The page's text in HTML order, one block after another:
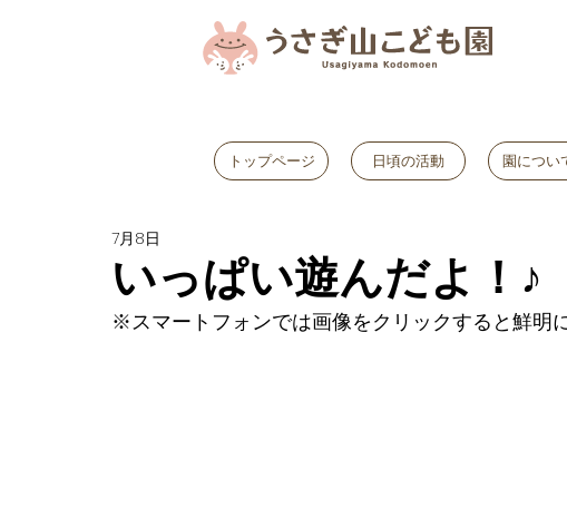
トップページ 日頃の活動 園につ
いっぱい遊んだよ！♪
7月8日
※スマートフォンでは画像をクリックすると鮮明